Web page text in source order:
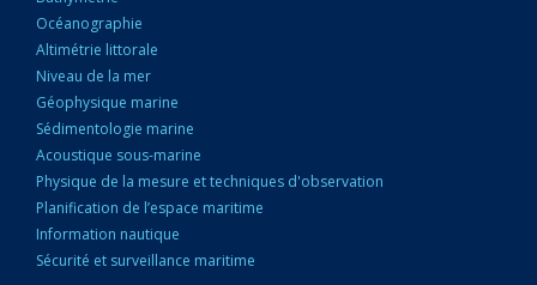
Océanographie
Altimétrie littorale
Niveau de la mer
Géophysique marine
Sédimentologie marine
Acoustique sous-marine
Physique de la mesure et techniques d'observation
Planification de l’espace maritime
Information nautique
Sécurité et surveillance maritime